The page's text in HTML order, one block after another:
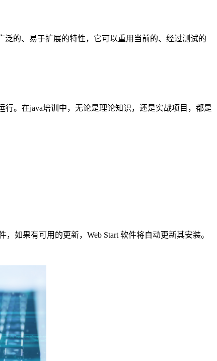
的、易于扩展的特性，它可以重用当前的、经过测试的
。在java培训中，无论是理论知识，还是实战项目，都是
如果有可用的更新，Web Start 软件将自动更新其安装。